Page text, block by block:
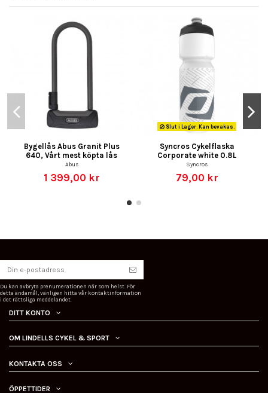
Bygellås Abus Granit Plus
640, Vårt mest köpta lås
Abus
1 399,00 kr
Slut i Lager. Kan bevakas.
Syncros Cykelflaska
Corporate white 0.8L
Syncros
79,00 kr
Du kan avbryta prenumerationen när som helst. För
detta ändamål, vänligen hitta vår kontaktinformation
i det rättsliga meddelandet.
DITT KONTO
OM LINDELLS CYKEL & SPORT
KONTAKTA OSS
ÖPPETTIDER